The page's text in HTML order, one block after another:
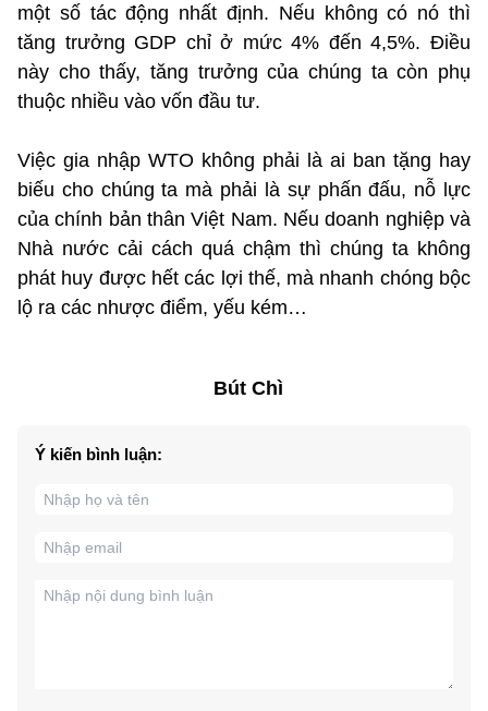
một số tác động nhất định. Nếu không có nó thì
tăng trưởng GDP chỉ ở mức 4% đến 4,5%. Điều
này cho thấy, tăng trưởng của chúng ta còn phụ
thuộc nhiều vào vốn đầu tư.
Việc gia nhập WTO không phải là ai ban tặng hay
biếu cho chúng ta mà phải là sự phấn đấu, nỗ lực
của chính bản thân Việt Nam. Nếu doanh nghiệp và
Nhà nước cải cách quá chậm thì chúng ta không
phát huy được hết các lợi thế, mà nhanh chóng bộc
lộ ra các nhược điểm, yếu kém…
Bút Chì
Ý kiến bình luận: